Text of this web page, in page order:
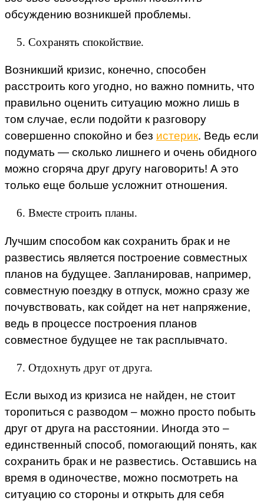
обсуждению возникшей проблемы.
Сохранять спокойствие.
Возникший кризис, конечно, способен
расстроить кого угодно, но важно помнить, что
правильно оценить ситуацию можно лишь в
том случае, если подойти к разговору
совершенно спокойно и без истерик. Ведь если
подумать — сколько лишнего и очень обидного
можно сгоряча друг другу наговорить! А это
только еще больше усложнит отношения.
Вместе строить планы.
Лучшим способом как сохранить брак и не
развестись является построение совместных
планов на будущее. Запланировав, например,
совместную поездку в отпуск, можно сразу же
почувствовать, как сойдет на нет напряжение,
ведь в процессе построения планов
совместное будущее не так расплывчато.
Отдохнуть друг от друга.
Если выход из кризиса не найден, не стоит
торопиться с разводом – можно просто побыть
друг от друга на расстоянии. Иногда это –
единственный способ, помогающий понять, как
сохранить брак и не развестись. Оставшись на
время в одиночестве, можно посмотреть на
ситуацию со стороны и открыть для себя